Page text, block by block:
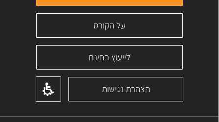
על הקורס
לייעוץ בחינם
הצהרת נגישות